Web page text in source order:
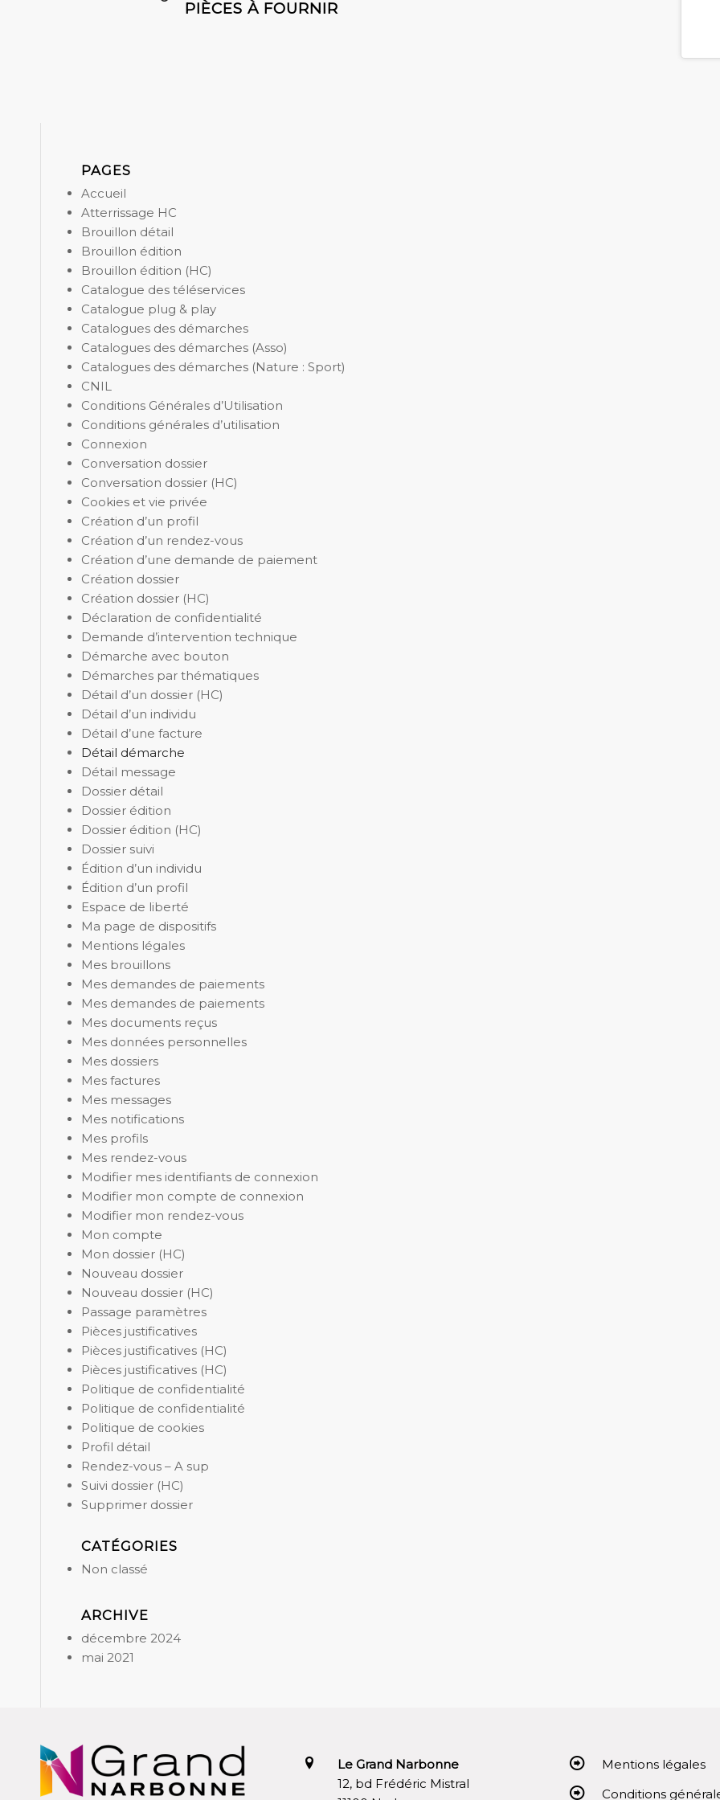
PIÈCES À FOURNIR
PAGES
Accueil
Atterrissage HC
Brouillon détail
Brouillon édition
Brouillon édition (HC)
Catalogue des téléservices
Catalogue plug & play
Catalogues des démarches
Catalogues des démarches (Asso)
Catalogues des démarches (Nature : Sport)
CNIL
Conditions Générales d’Utilisation
Conditions générales d’utilisation
Connexion
Conversation dossier
Conversation dossier (HC)
Cookies et vie privée
Création d’un profil
Création d’un rendez-vous
Création d’une demande de paiement
Création dossier
Création dossier (HC)
Déclaration de confidentialité
Demande d’intervention technique
Démarche avec bouton
Démarches par thématiques
Détail d’un dossier (HC)
Détail d’un individu
Détail d’une facture
Détail démarche
Détail message
Dossier détail
Dossier édition
Dossier édition (HC)
Dossier suivi
Édition d’un individu
Édition d’un profil
Espace de liberté
Ma page de dispositifs
Mentions légales
Mes brouillons
Mes demandes de paiements
Mes demandes de paiements
Mes documents reçus
Mes données personnelles
Mes dossiers
Mes factures
Mes messages
Mes notifications
Mes profils
Mes rendez-vous
Modifier mes identifiants de connexion
Modifier mon compte de connexion
Modifier mon rendez-vous
Mon compte
Mon dossier (HC)
Nouveau dossier
Nouveau dossier (HC)
Passage paramètres
Pièces justificatives
Pièces justificatives (HC)
Pièces justificatives (HC)
Politique de confidentialité
Politique de confidentialité
Politique de cookies
Profil détail
Rendez-vous – A sup
Suivi dossier (HC)
Supprimer dossier
CATÉGORIES
Non classé
ARCHIVE
décembre 2024
mai 2021
Le Grand Narbonne
12, bd Frédéric Mistral
Mentions légales
Conditions